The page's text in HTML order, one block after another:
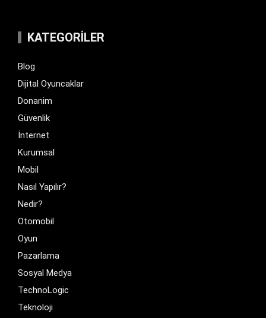
KATEGORILER
Blog
Dijital Oyuncaklar
Donanim
Güvenlik
İnternet
Kurumsal
Mobil
Nasıl Yapılır?
Nedir?
Otomobil
Oyun
Pazarlama
Sosyal Medya
TechnoLogic
Teknoloji